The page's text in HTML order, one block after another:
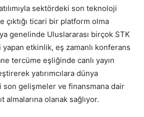
sektördeki son teknoloji
ticari bir platform olma
genelinde Uluslararası birçok STK
etkinlik, eş zamanlı konferans
tercüme eşliğinde canlı yayın
yatırımcılara dünya
son gelişmeler ve finansmana dair
almalarına olanak sağlıyor.